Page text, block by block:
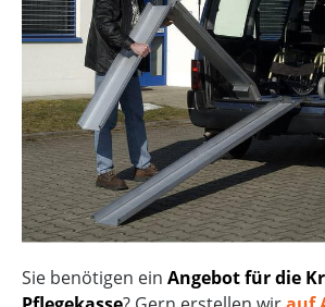
Sie benötigen ein Angebot für die